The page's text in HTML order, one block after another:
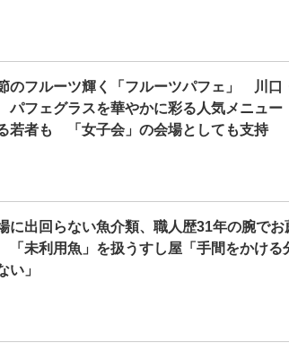
のフルーツ輝く「フルーツパフェ」 川口
フェグラスを華やかに彩る人気メニュ
若者も 「女子会」の会場としても支持
に出回らない魚介類、職人歴31年の腕で
未利用魚」を扱うすし屋「手間をかける
い」